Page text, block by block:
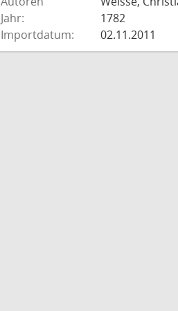
Jahr:
1782
Importdatum:
02.11.2011